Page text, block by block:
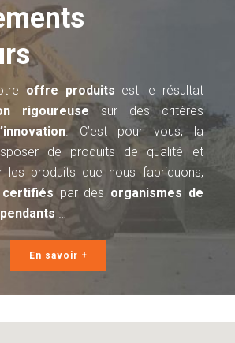
offre produits est le résultat
rigoureuse sur des critères
. C’est pour vous, la
de produits de qualité et
les produits que nous fabriquons,
certifiés par des organismes de
…
En savoir +